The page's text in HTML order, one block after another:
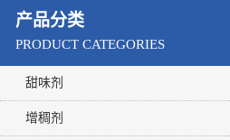
产品分类
PRODUCT CATEGORIES
甜味剂
增稠剂